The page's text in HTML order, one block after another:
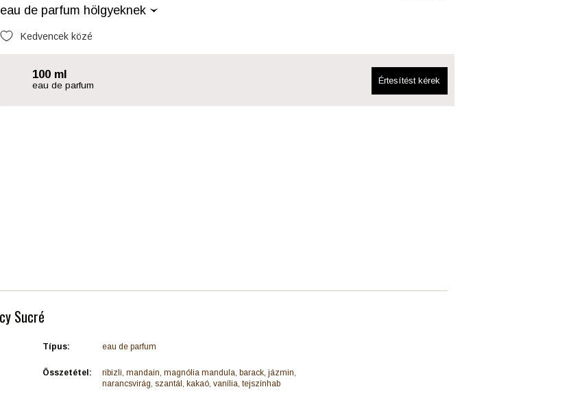
eau de parfum hölgyeknek
Kedvencek közé
100 ml
eau de parfum Értesítést kérek
Sucré
Típus: eau de parfum
Összetétel:
ribizli, mandain, magnólia mandula, barack, jázmin,
narancsvirág, szantál, kakaó, vanília, tejszínhab